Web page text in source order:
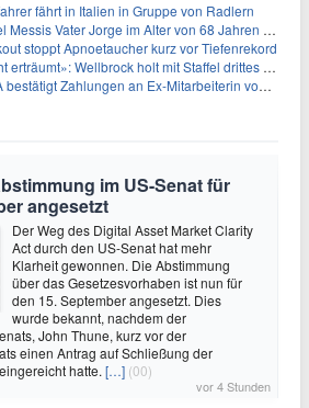
fährt in Italien in Gruppe von Radlern
Vater Jorge im Alter von 68 Jahren gestorben
stoppt Apnoetaucher kurz vor Tiefenrekord
erträumt»: Wellbrock holt mit Staffel drittes EM-Gold
Zahlungen an Ex-Mitarbeiterin von Infantino
im US-Senat für
angesetzt
Der Weg des Digital Asset Market Clarity
Act durch den US-Senat hat mehr
Klarheit gewonnen. Die Abstimmung
über das Gesetzesvorhaben ist nun für
den 15. September angesetzt. Dies
wurde bekannt, nachdem der
John Thune, kurz vor der
einen Antrag auf Schließung der
hatte. […] (00)
vor 4 Stunden